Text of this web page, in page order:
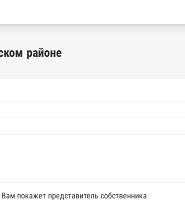
районе
Вам покажет представитель собственника